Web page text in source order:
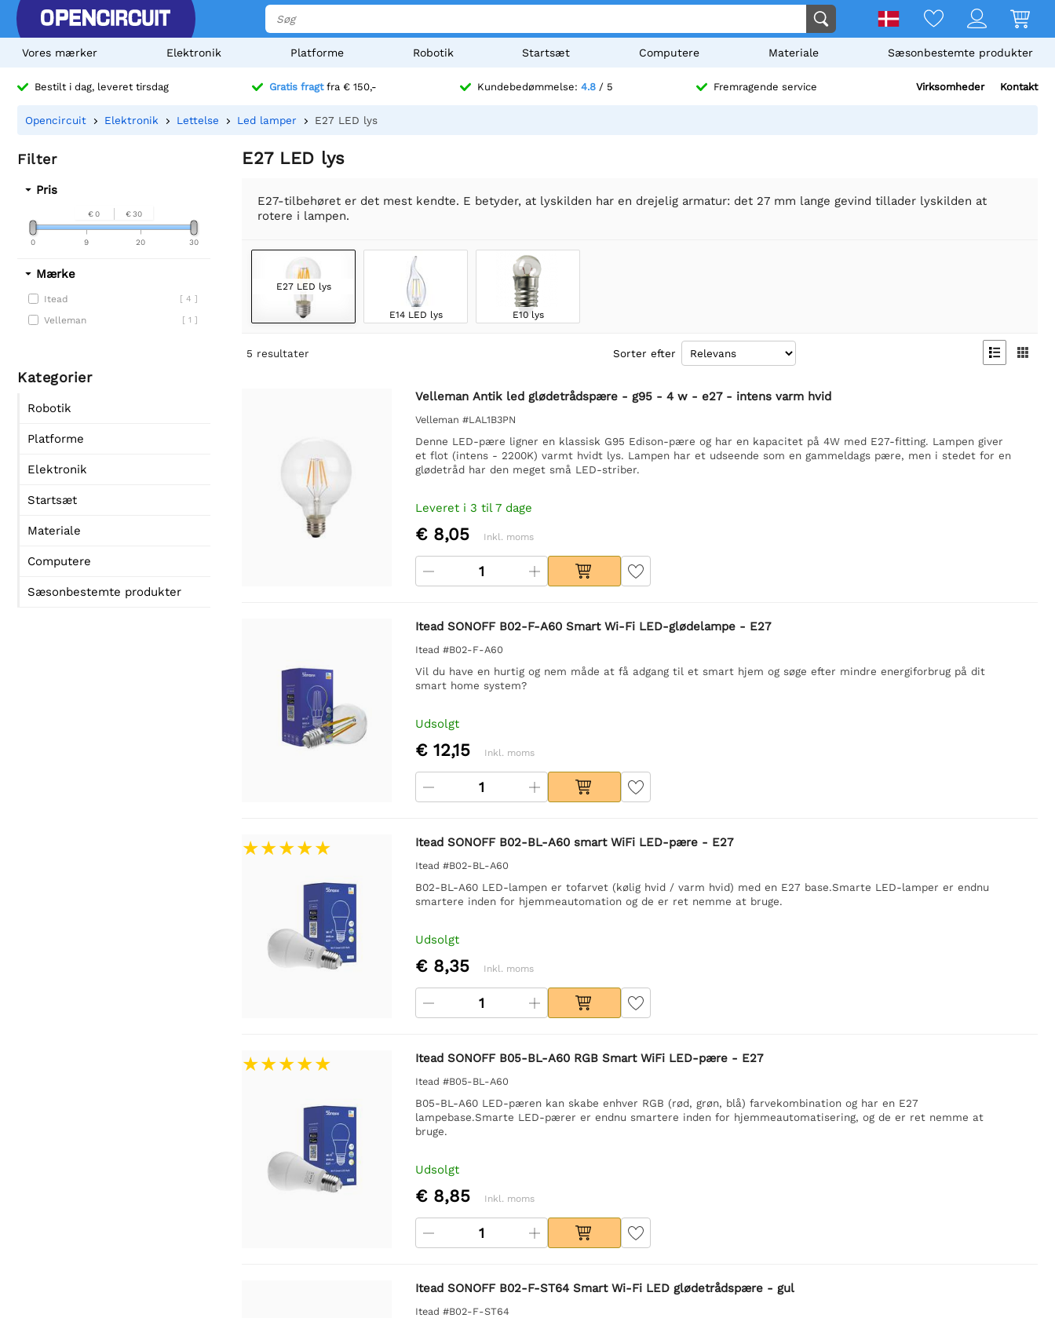
Vores mærker Elektronik Platforme Robotik Startsæt Computere Materiale Sæsonbestemte produkter
Bestilt i dag, leveret tirsdag Gratis fragtfra € 150,- Kundebedømmelse: 4.8 / 5 Fremragende service Virksomheder Kontakt
Opencircuit Elektronik Lettelse Led lamper E27 LED lys
Filter
Pris
€ 0 € 30
0 30
9 20
Mærke
Itead [ 4 ]
Velleman [ 1 ]
Kategorier
Robotik
Platforme
Elektronik
Startsæt
Materiale
Computere
Sæsonbestemte produkter
E27 LED lys
E27-tilbehøret er det mest kendte. E betyder, at lyskilden har en drejelig armatur: det 27 mm lange gevind tillader lyskilden at
rotere i lampen.
E27 LED lys
E14 LED lys E10 lys
5 resultater Sorter efter  
Velleman Antik led glødetrådspære - g95 - 4 w - e27 - intens varm hvid
Velleman #LAL1B3PN
Denne LED-pære ligner en klassisk G95 Edison-pære og har en kapacitet på 4W med E27-fitting. Lampen giver
et flot (intens - 2200K) varmt hvidt lys. Lampen har et udseende som en gammeldags pære, men i stedet for en
glødetråd har den meget små LED-striber.
Leveret i 3 til 7 dage
€ 8,05 Inkl. moms
Itead SONOFF B02-F-A60 Smart Wi-Fi LED-glødelampe - E27
Itead #B02-F-A60
Vil du have en hurtig og nem måde at få adgang til et smart hjem og søge efter mindre energiforbrug på dit
smart home system?
Udsolgt
€ 12,15 Inkl. moms
Itead SONOFF B02-BL-A60 smart WiFi LED-pære - E27
Itead #B02-BL-A60
B02-BL-A60 LED-lampen er tofarvet (kølig hvid / varm hvid) med en E27 base.Smarte LED-lamper er endnu
smartere inden for hjemmeautomation og de er ret nemme at bruge.
Udsolgt
€ 8,35 Inkl. moms
Itead SONOFF B05-BL-A60 RGB Smart WiFi LED-pære - E27
Itead #B05-BL-A60
B05-BL-A60 LED-pæren kan skabe enhver RGB (rød, grøn, blå) farvekombination og har en E27
lampebase.Smarte LED-pærer er endnu smartere inden for hjemmeautomatisering, og de er ret nemme at
bruge.
Udsolgt
€ 8,85 Inkl. moms
Itead SONOFF B02-F-ST64 Smart Wi-Fi LED glødetrådspære - gul
Itead #B02-F-ST64